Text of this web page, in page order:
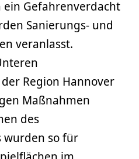
Gefahrenverdacht
Sanierungs- und
veranlasst.
Region Hannover
Maßnahmen
des
wurden so für